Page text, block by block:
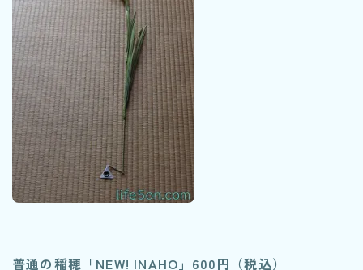
普通の稲穂 「NEW! INAHO」600円（税込）